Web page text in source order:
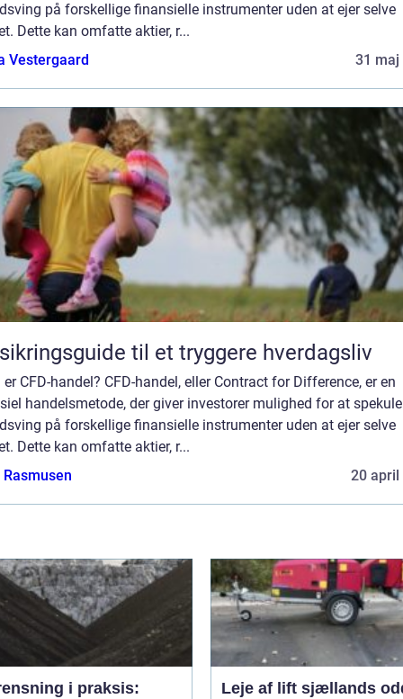
på forskellige finansielle instrumenter uden at ejer selve
Dette kan omfatte aktier, r...
Vestergaard
31 maj
til et tryggere hverdagsliv
er CFD-handel? CFD-handel, eller Contract for Difference, er en
handelsmetode, der giver investorer mulighed for at
på forskellige finansielle instrumenter uden at ejer selve
Dette kan omfatte aktier, r...
20 april
i praksis: Leje af lift sjællands